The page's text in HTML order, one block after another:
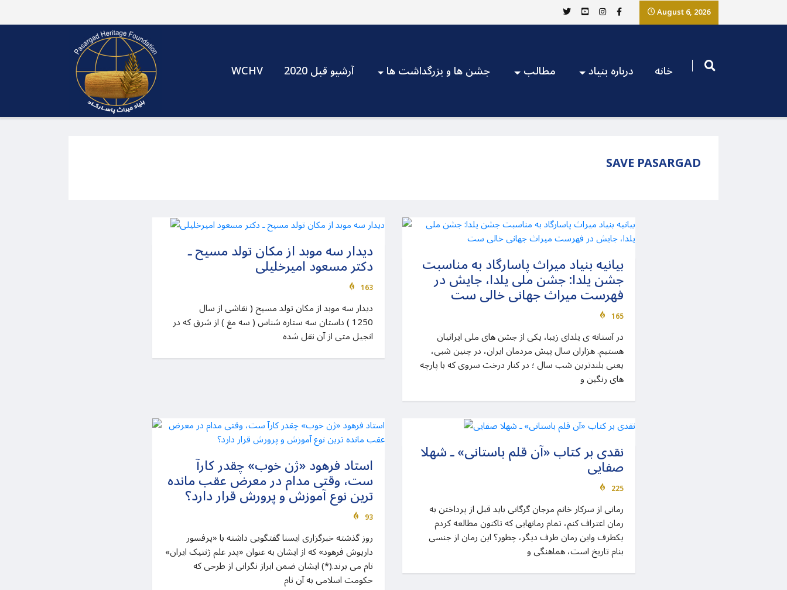
August 6, 2026
WCHV آرشیو قبل 2020 جشن ها و بزرگداشت ها مطالب درباره بنیاد خانه
SAVE PASARGAD
دیدار سه موبد از مکان تولد مسیح ـ
دکتر مسعود امیرخلیلی
163
1250 ) داستان سه ستاره شناس ( سه مغ ) از شرق که در
انجیل متی از آن نقل شده
بیانیه بنیاد میراث پاسارگاد به مناسبت
جشن یلدا: جشن ملی یلدا، جایش در
فهرست میراث جهانی خالی ست
165
در آستانه ی یلدای زیبا، یکی از جشن های ملی ایرانیان
هستیم. هزاران سال پیش مردمان ایران، در چنین شبی،
یعنی بلندترین شب سال ؛ در کنار درخت سروی که با پارچه
های رنگین و
استاد فرهود «ژن خوب» چقدر کارآ
ست، وقتی مدام در معرض عقب مانده
ترین نوع آموزش و پرورش قرار دارد؟
93
داریوش فرهود» که از ایشان به عنوان «پدر علم ژنتیک ایران»
نام می برند.(*) ایشان ضمن ابراز نگرانی از طرحی که
حکومت اسلامی به آن نام
نقدی بر کتاب «آن قلم باستانی» ـ شهلا
صفایی
225
رمانی از سرکار خانم مرجان گرگانی باید قبل از پرداختن به
رمان اعتراف کنم، تمام رمانهایی که تاکنون مطالعه کردم
یکطرف واین رمان طرف دیگر، چطور؟ این رمان از جنسی
بنام تاریخ است، هماهنگی و